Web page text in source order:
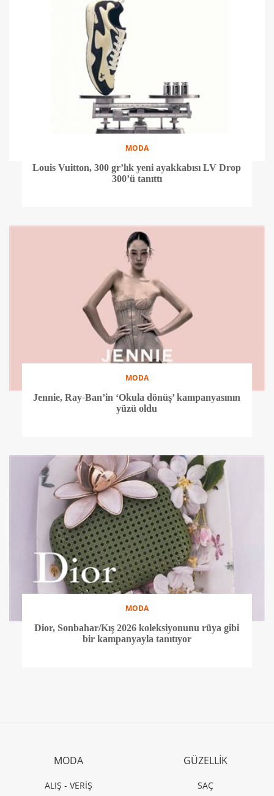
MODA
Louis Vuitton, 300 gr’lık yeni ayakkabısı LV Drop
300’ü tanıttı
MODA
Jennie, Ray-Ban’in ‘Okula dönüş’ kampanyasının
yüzü oldu
MODA
Dior, Sonbahar/Kış 2026 koleksiyonunu rüya gibi
bir kampanyayla tanıtıyor
MODA
ALIŞ - VERİŞ
GÜZELLİK
SAÇ